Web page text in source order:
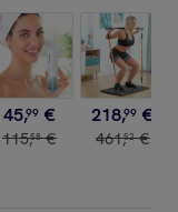
45,99 €
115,58 €
218,99 €
461,52 €